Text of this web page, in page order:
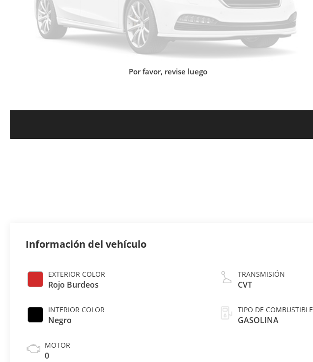
Por favor, revise luego
Información del vehículo
EXTERIOR COLOR
Rojo Burdeos
INTERIOR COLOR
Negro
MOTOR
0
TRANSMISIÓN
CVT
TIPO DE COMBUSTIBLE
GASOLINA